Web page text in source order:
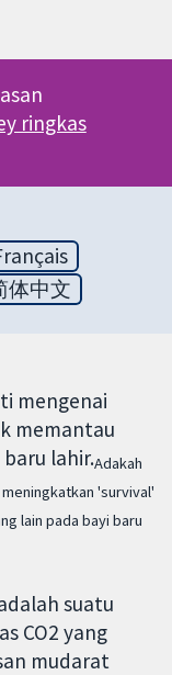
ringkas
体中文
mengenai
memantau
lahir.Adakah
'survival'
lain pada bayi baru
suatu
CO2 yang
mudarat